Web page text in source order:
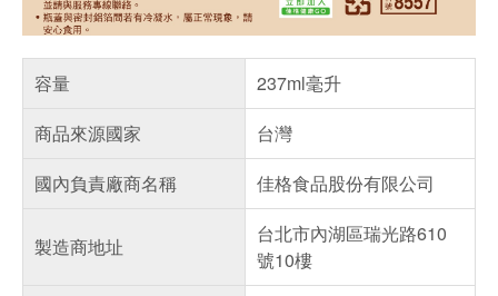
容量
237ml毫升
商品來源國家
台灣
國內負責廠商名稱
佳格食品股份有限公司
製造商地址
台北市內湖區瑞光路610
號10樓